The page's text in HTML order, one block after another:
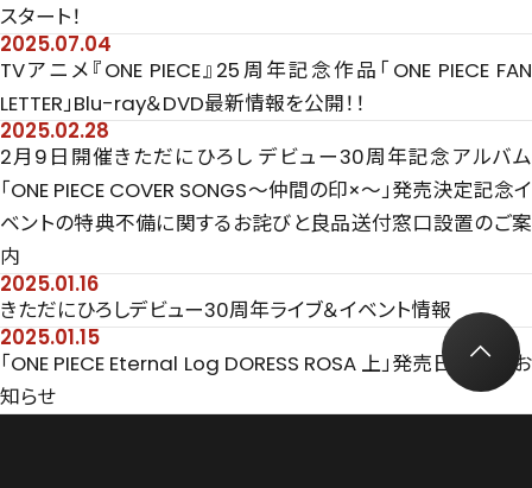
スタート！
2025.07.04
TVアニメ『ONE PIECE』25周年記念作品「ONE PIECE FAN
LETTER」Blu-ray＆DVD最新情報を公開！！
2025.02.28
2月9日開催きただにひろし デビュー30周年記念アルバム
「ONE PIECE COVER SONGS～仲間の印×～」発売決定記念イ
ベントの特典不備に関するお詫びと良品送付窓口設置のご案
内
2025.01.16
きただにひろしデビュー30周年ライブ＆イベント情報
2025.01.15
「ONE PIECE Eternal Log DORESS ROSA 上」発売日変更のお
知らせ